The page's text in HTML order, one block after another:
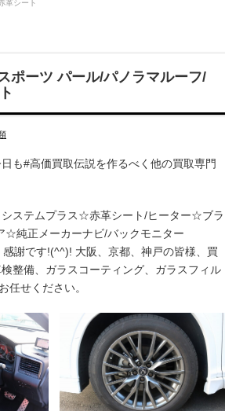
革シート
ポーツ パール/パノラマルーフ/
も#高価買取伝説を作るべく他の買取専門
ステムプラス☆赤革シート/ヒーター☆ブラ
純正メーカーナビ/バックモニター
謝です!(^^)! 大阪、京都、神戸の皆様、買
整備、ガラスコーティング、ガラスフィル
任せください。